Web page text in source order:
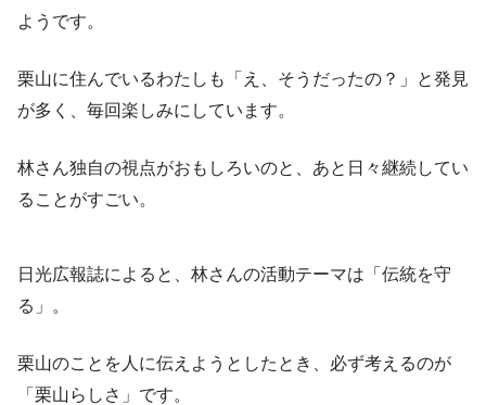
ようです。
栗山に住んでいるわたしも「え、そうだったの？」と発見
が多く、毎回楽しみにしています。
林さん独自の視点がおもしろいのと、あと日々継続してい
ることがすごい。
日光広報誌によると、林さんの活動テーマは「伝統を守
る」。
栗山のことを人に伝えようとしたとき、必ず考えるのが
「栗山らしさ」です。